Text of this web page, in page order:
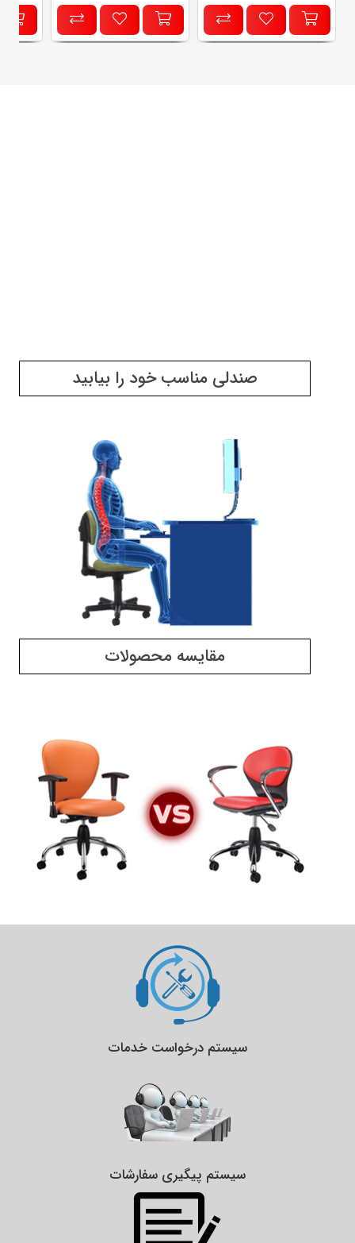
صندلی مناسب خود را بیابید
مقایسه محصولات
سیستم درخواست خدمات
سیستم پیگیری سفارشات